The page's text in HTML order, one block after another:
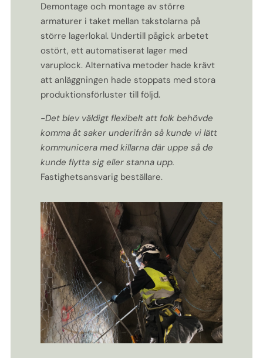
Demontage och montage av större
armaturer i taket mellan takstolarna på
större lagerlokal. Undertill pågick arbetet
ostört, ett automatiserat lager med
varuplock. Alternativa metoder hade krävt
att anläggningen hade stoppats med stora
produktionsförluster till följd.
-Det blev väldigt flexibelt att folk behövde
komma åt saker underifrån så kunde vi lätt
kommunicera med killarna där uppe så de
kunde flytta sig eller stanna upp.
Fastighetsansvarig beställare.